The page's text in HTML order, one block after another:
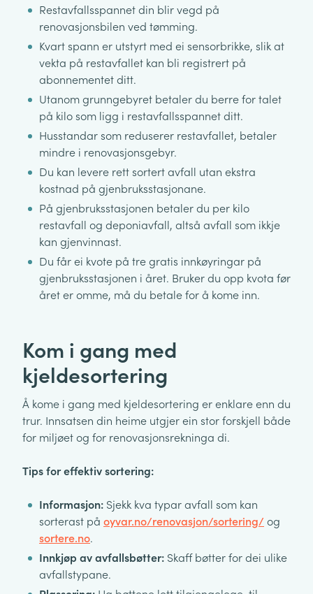
Restavfallsspannet din blir vegd på
renovasjonsbilen ved tømming.
Kvart spann er utstyrt med ei sensorbrikke, slik at
vekta på restavfallet kan bli registrert på
abonnementet ditt.
Utanom grunngebyret betaler du berre for talet
på kilo som ligg i restavfallsspannet ditt.
Husstandar som reduserer restavfallet, betaler
mindre i renovasjonsgebyr.
Du kan levere rett sortert avfall utan ekstra
kostnad på gjenbruksstasjonane.
På gjenbruksstasjonen betaler du per kilo
restavfall og deponiavfall, altså avfall som ikkje
kan gjenvinnast.
Du får ei kvote på tre gratis innkøyringar på
gjenbruksstasjonen i året. Bruker du opp kvota før
året er omme, må du betale for å kome inn.
Kom i gang med
kjeldesortering
Å kome i gang med kjeldesortering er enklare enn du
trur. Innsatsen din heime utgjer ein stor forskjell både
for miljøet og for renovasjonsrekninga di.
Tips for effektiv sortering:
Informasjon: Sjekk kva typar avfall som kan
sorterast på oyvar.no/renovasjon/sortering/ og
sortere.no.
Innkjøp av avfallsbøtter: Skaff bøtter for dei ulike
avfallstypane.